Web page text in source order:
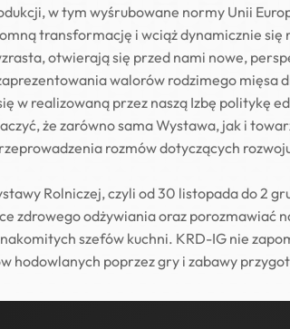
w tym wyśrubowane normy Unii
transformację i wciąż dynamicznie
otwierają się przed nami nowe,
walorów rodzimego mięsa
w realizowaną przez naszą Izbę politykę
że zarówno sama Wystawa, jak i
rozmów dotyczących
Rolniczej, czyli od 30 listopada do 2
zdrowego odżywiania oraz porozmawiać
szefów kuchni. KRD-IG nie
hodowlanych poprzez gry i zabawy